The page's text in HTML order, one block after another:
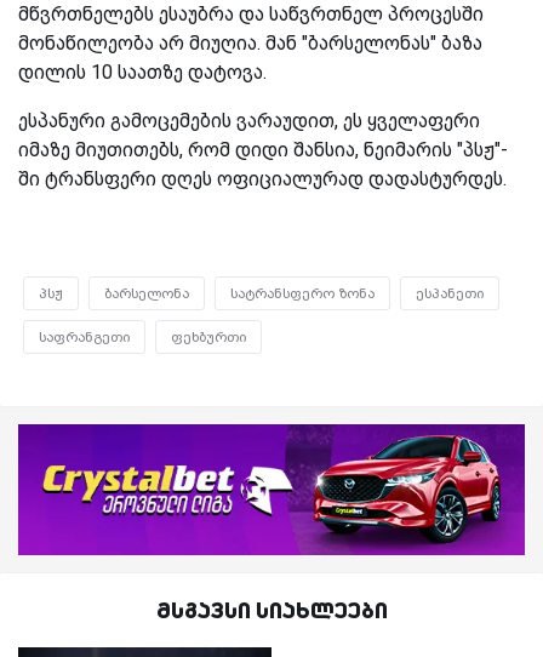
მწვრთნელებს ესაუბრა და საწვრთნელ პროცესში
მონაწილეობა არ მიუღია. მან "ბარსელონას" ბაზა
დილის 10 საათზე დატოვა.
ესპანური გამოცემების ვარაუდით, ეს ყველაფერი
იმაზე მიუთითებს, რომ დიდი შანსია, ნეიმარის "პსჟ"-
ში ტრანსფერი დღეს ოფიციალურად დადასტურდეს.
პსჟ ბარსელონა სატრანსფერო ზონა ესპანეთი
საფრანგეთი ფეხბურთი
მსგავსი სიახლეები